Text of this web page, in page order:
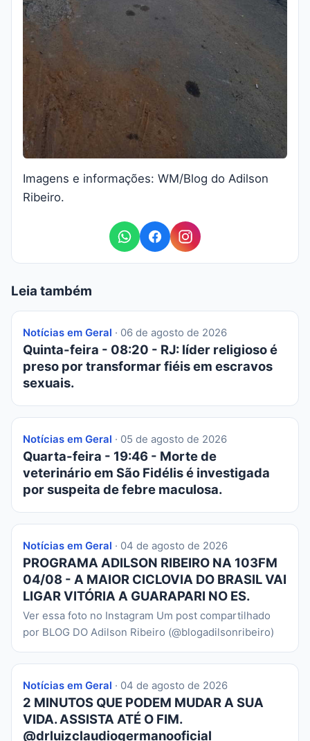
Imagens e informações: WM/Blog do Adilson
Ribeiro.
Leia também
Notícias em Geral · 06 de agosto de 2026
Quinta-feira - 08:20 - RJ: líder religioso é
preso por transformar fiéis em escravos
sexuais.
Notícias em Geral · 05 de agosto de 2026
Quarta-feira - 19:46 - Morte de
veterinário em São Fidélis é investigada
por suspeita de febre maculosa.
Notícias em Geral · 04 de agosto de 2026
PROGRAMA ADILSON RIBEIRO NA 103FM
04/08 - A MAIOR CICLOVIA DO BRASIL VAI
LIGAR VITÓRIA A GUARAPARI NO ES.
Ver essa foto no Instagram Um post compartilhado
por BLOG DO Adilson Ribeiro (@blogadilsonribeiro)
Notícias em Geral · 04 de agosto de 2026
2 MINUTOS QUE PODEM MUDAR A SUA
VIDA. ASSISTA ATÉ O FIM.
@drluizclaudiogermanooficial